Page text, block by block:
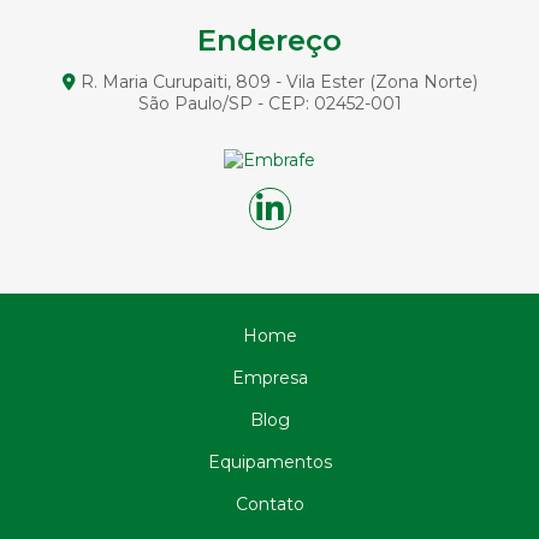
Circulação Reversa na Perfuração: Entenda sua
Importância e Aplicações
Circulação Reversa na Perfuração: Otimize Seus Projetos
Circulação Reversa na Perfuração: Vantagens e
Circulação reversa perfuração: o que é e como funciona
Como a Fundação de Pontes e Viadutos Garante
Como a Perfuração de Estacas Transforma Projetos de
Como Construir Fundações em Terrenos com Água de
Endereço
R. Maria Curupaiti, 809 - Vila Ester (Zona Norte)
São Paulo/SP - CEP: 02452-001
Home
Empresa
Blog
Equipamentos
Contato